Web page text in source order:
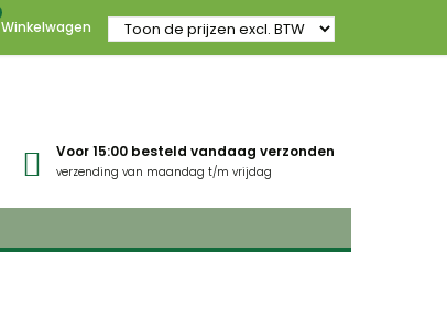
Winkelwagen
Voor 15:00 besteld vandaag verzonden
verzending van maandag t/m vrijdag